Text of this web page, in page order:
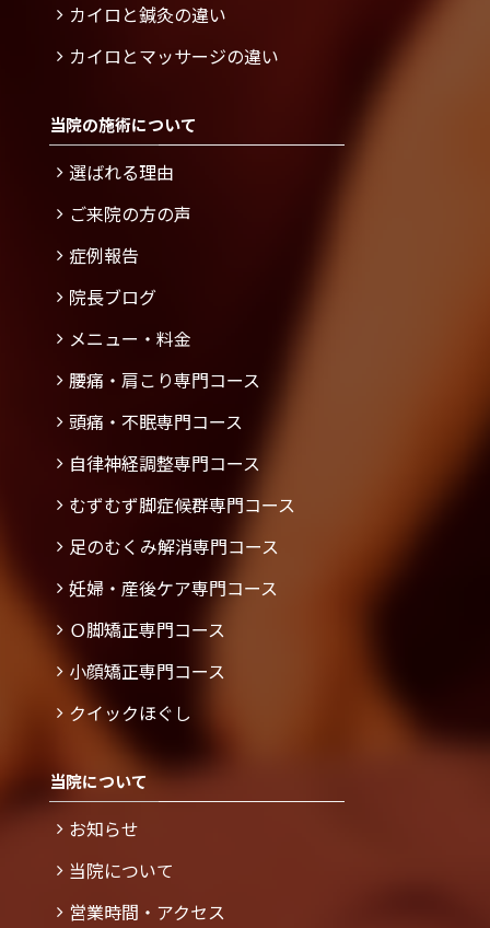
カイロと鍼灸の違い
カイロとマッサージの違い
当院の施術について
選ばれる理由
ご来院の方の声
症例報告
院長ブログ
メニュー・料金
腰痛・肩こり専門コース
頭痛・不眠専門コース
自律神経調整専門コース
むずむず脚症候群専門コース
足のむくみ解消専門コース
妊婦・産後ケア専門コース
Ｏ脚矯正専門コース
小顔矯正専門コース
クイックほぐし
当院について
お知らせ
当院について
営業時間・アクセス